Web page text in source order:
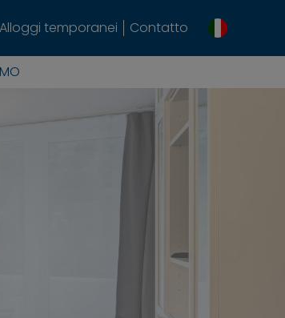
Alloggi temporanei Contatto